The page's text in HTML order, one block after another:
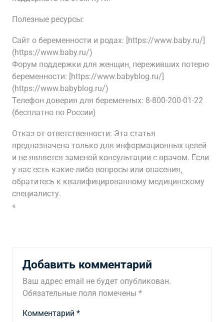
Полезные ресурсы:
Сайт о беременности и родах: [https://www.baby.ru/]
(https://www.baby.ru/)
Форум поддержки для женщин‚ переживших потерю
беременности: [https://www.babyblog.ru/]
(https://www.babyblog.ru/)
Телефон доверия для беременных: 8-800-200-01-22
(бесплатно по России)
Отказ от ответственности: Эта статья
предназначена только для информационных целей
и не является заменой консультации с врачом. Если
у вас есть какие-либо вопросы или опасения‚
обратитесь к квалифицированному медицинскому
специалисту.
«
Добавить комментарий
Ваш адрес email не будет опубликован.
Обязательные поля помечены *
Комментарий *